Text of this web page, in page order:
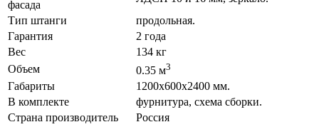
фасада
Тип штанги
продольная.
Гарантия
2 года
Вес
134 кг
Объем
0.35 м3
Габариты
1200х600х2400 мм.
В комплекте
фурнитура, схема сборки.
Страна производитель
Россия